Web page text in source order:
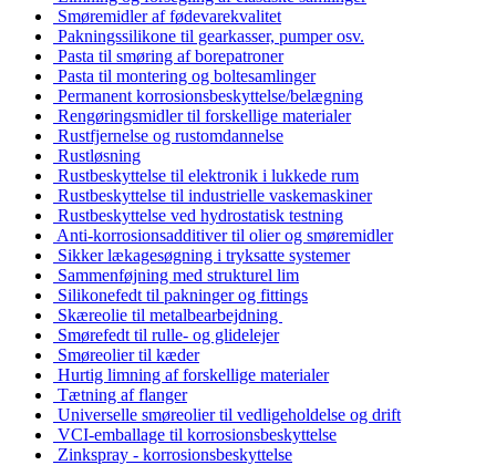
Smøremidler af fødevarekvalitet
Pakningssilikone til gearkasser, pumper osv.
Pasta til smøring af borepatroner
Pasta til montering og boltesamlinger
Permanent korrosionsbeskyttelse/belægning
Rengøringsmidler til forskellige materialer
Rustfjernelse og rustomdannelse
Rustløsning
Rustbeskyttelse til elektronik i lukkede rum
Rustbeskyttelse til industrielle vaskemaskiner
Rustbeskyttelse ved hydrostatisk testning
Anti-korrosionsadditiver til olier og smøremidler
Sikker lækagesøgning i tryksatte systemer
Sammenføjning med strukturel lim
Silikonefedt til pakninger og fittings
Skæreolie til metalbearbejdning
Smørefedt til rulle- og glidelejer
Smøreolier til kæder
Hurtig limning af forskellige materialer
Tætning af flanger
Universelle smøreolier til vedligeholdelse og drift
VCI-emballage til korrosionsbeskyttelse
Zinkspray - korrosionsbeskyttelse